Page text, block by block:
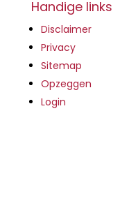
Handige links
Disclaimer
Privacy
Sitemap
Opzeggen
Login